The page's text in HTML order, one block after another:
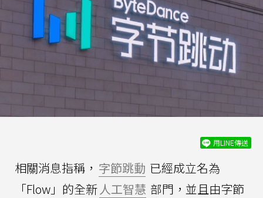
用LINE傳送
相關消息指稱， 字節跳動 已經成立名為
「Flow」的全新 人工智慧 部門，並且由字節